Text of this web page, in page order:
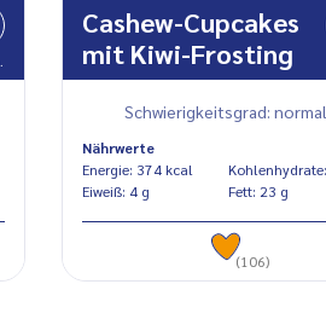
Cashew-Cupcakes
mit Kiwi-Frosting
Schwierigkeitsgrad: normal
Nährwerte
Energie: 374 kcal
Eiweiß: 4 g
Fett: 23 g
(106)